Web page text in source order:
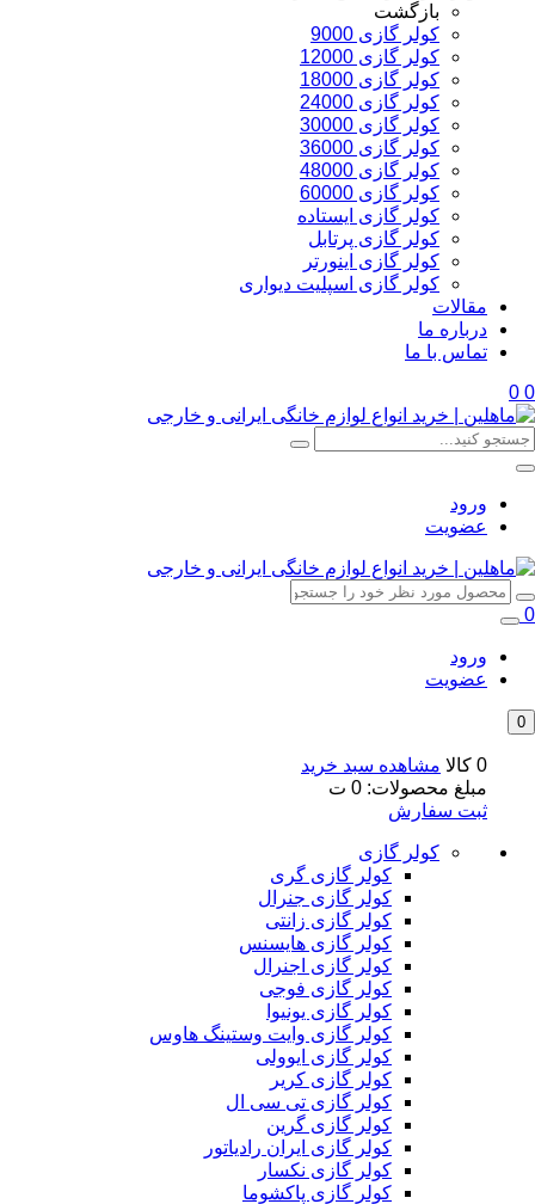
بازگشت
کولر گازی 9000
کولر گازی 12000
کولر گازی 18000
کولر گازی 24000
کولر گازی 30000
کولر گازی 36000
کولر گازی 48000
کولر گازی 60000
کولر گازی ایستاده
کولر گازی پرتابل
کولر گازی اینورتر
کولر گازی اسپلیت دیواری
مقالات
درباره ما
تماس با ما
0
0
ورود
عضویت
0
ورود
عضویت
0
0 کالا
مشاهده سبد خرید
مبلغ محصولات: 0 ت
ثبت سفارش
کولر گازی
کولر گازی گری
کولر گازی جنرال
کولر گازی زانتی
کولر گازی هایسنس
کولر گازی اجنرال
کولر گازی فوجی
کولر گازی یونیوا
کولر گازی وایت وستینگ هاوس
کولر گازی ایوولی
کولر گازی کریر
کولر گازی تی سی ال
کولر گازی گرین
کولر گازی ایران رادیاتور
کولر گازی نکسار
کولر گازی پاکشوما